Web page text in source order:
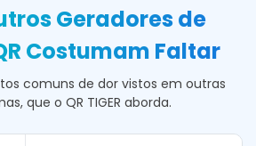
Geradores de
Costumam Faltar
comuns de dor vistos em outras
que o QR TIGER aborda.